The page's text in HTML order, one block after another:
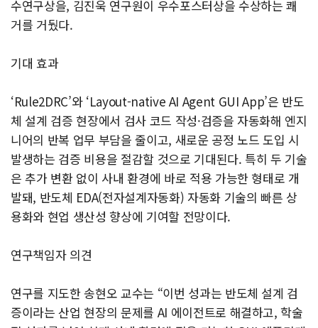
수연구상을, 김진욱 연구원이 우수포스터상을 수상하는 쾌
거를 거뒀다.
기대 효과
‘Rule2DRC’와 ‘Layout-native AI Agent GUI App’은 반도
체 설계 검증 현장에서 검사 코드 작성·검증을 자동화해 엔지
니어의 반복 업무 부담을 줄이고, 새로운 공정 노드 도입 시
발생하는 검증 비용을 절감할 것으로 기대된다. 특히 두 기술
은 추가 변환 없이 사내 환경에 바로 적용 가능한 형태로 개
발돼, 반도체 EDA(전자설계자동화) 자동화 기술의 빠른 상
용화와 현업 생산성 향상에 기여할 전망이다.
연구책임자 의견
연구를 지도한 송현오 교수는 “이번 성과는 반도체 설계 검
증이라는 산업 현장의 문제를 AI 에이전트로 해결하고, 학술